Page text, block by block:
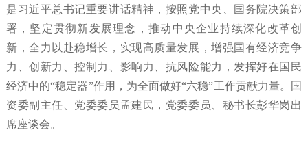
是习近平总书记重要讲话精神，按照党中央、国务院决策部
署，坚定贯彻新发展理念，推动中央企业持续深化改革创
新，全力以赴稳增长，实现高质量发展，增强国有经济竞争
力、创新力、控制力、影响力、抗风险能力，发挥好在国民
经济中的“稳定器”作用，为全面做好“六稳”工作贡献力量。国
资委副主任、党委委员孟建民，党委委员、秘书长彭华岗出
席座谈会。